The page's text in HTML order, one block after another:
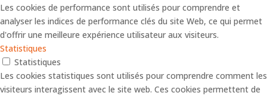
Les cookies de performance sont utilisés pour comprendre et
analyser les indices de performance clés du site Web, ce qui permet
d'offrir une meilleure expérience utilisateur aux visiteurs.
Statistiques
Statistiques
Les cookies statistiques sont utilisés pour comprendre comment les
visiteurs interagissent avec le site web. Ces cookies permettent de